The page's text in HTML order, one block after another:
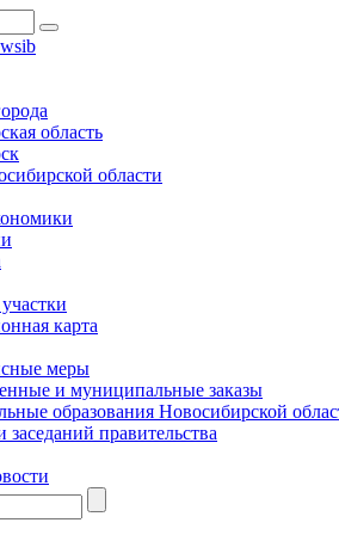
область
области
карта
меры
и муниципальные заказы
образования Новосибирской
заседаний правительства